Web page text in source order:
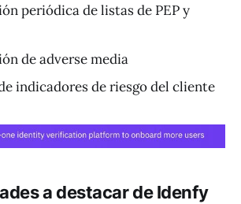
periódica de listas de PEP y
de adverse media
indicadores de riesgo del cliente
a destacar de Idenfy